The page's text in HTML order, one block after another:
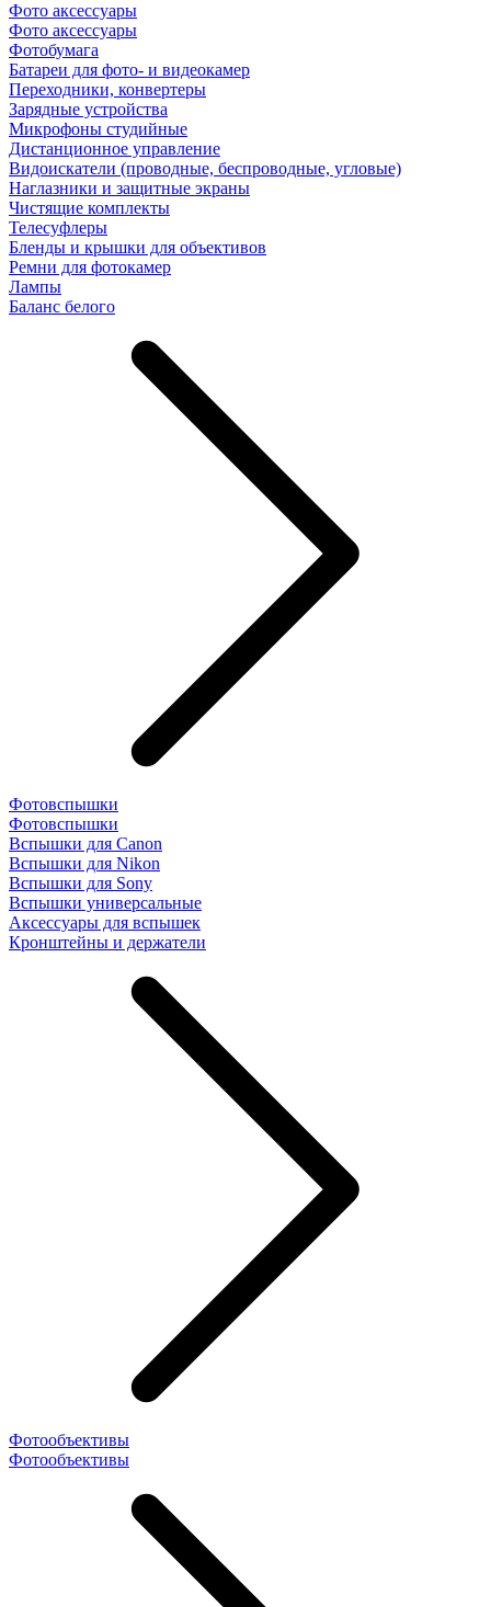
Фото аксессуары
Фото аксессуары
Фотобумага
Батареи для фото- и видеокамер
Переходники, конвертеры
Зарядные устройства
Микрофоны студийные
Дистанционное управление
Видоискатели (проводные, беспроводные, угловые)
Наглазники и защитные экраны
Чистящие комплекты
Телесуфлеры
Бленды и крышки для объективов
Ремни для фотокамер
Лампы
Баланс белого
Фотовспышки
Фотовспышки
Вспышки для Canon
Вспышки для Nikon
Вспышки для Sony
Вспышки универсальные
Аксесcуары для вспышек
Кронштейны и держатели
Фотообъективы
Фотообъективы